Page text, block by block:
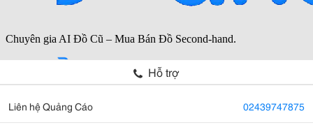
Hỗ trợ
Liên hệ Quảng Cáo 02439747875